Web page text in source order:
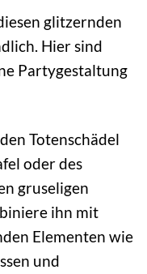
glitzernden
Hier sind
Partygestaltung
Totenschädel
oder des
gruseligen
ihn mit
Elementen wie
und